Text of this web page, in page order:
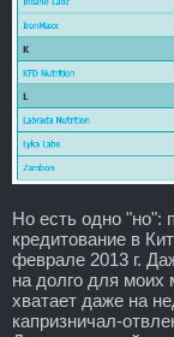
Но есть одно "но":
кредитование в
феврале 2013 г.
на долго для моих
хватает даже на
капризничал-